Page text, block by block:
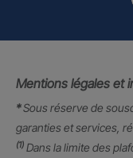
Mentions légales et
*Sous réserve de
garanties et services,
(1) Dans la limite des